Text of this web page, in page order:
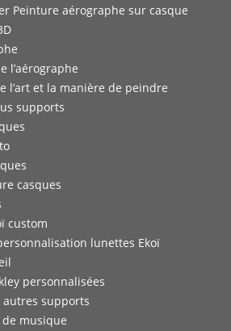
Peinture aérographe sur casque
l’aérographe
l’art et la manière de peindre
supports
casques
custom
lunettes Ekoï
personnalisées
supports
musique